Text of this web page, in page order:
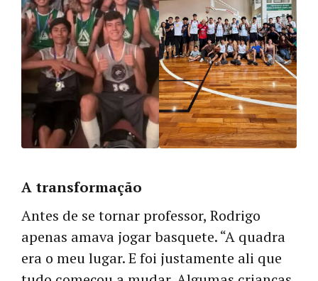
A transformação
Antes de se tornar professor, Rodrigo
apenas amava jogar basquete. “A quadra
era o meu lugar. E foi justamente ali que